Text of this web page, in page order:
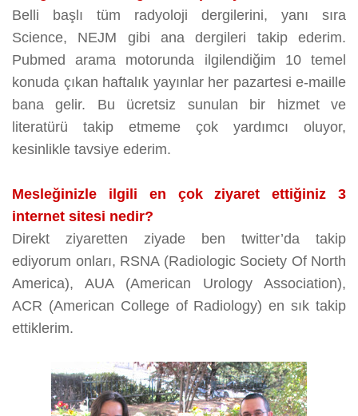
Belli başlı tüm radyoloji dergilerini, yanı sıra
Science, NEJM gibi ana dergileri takip ederim.
Pubmed arama motorunda ilgilendiğim 10 temel
konuda çıkan haftalık yayınlar her pazartesi e-maille
bana gelir. Bu ücretsiz sunulan bir hizmet ve
literatürü takip etmeme çok yardımcı oluyor,
kesinlikle tavsiye ederim.
Mesleğinizle ilgili en çok ziyaret ettiğiniz 3
internet sitesi nedir?
Direkt ziyaretten ziyade ben twitter’da takip
ediyorum onları, RSNA (Radiologic Society Of North
America), AUA (American Urology Association),
ACR (American College of Radiology) en sık takip
ettiklerim.